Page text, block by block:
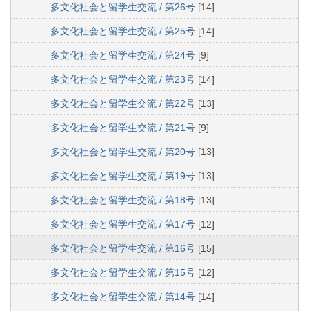
多文化社会と留学生交流 / 第26号 [14]
多文化社会と留学生交流 / 第25号 [14]
多文化社会と留学生交流 / 第24号 [9]
多文化社会と留学生交流 / 第23号 [14]
多文化社会と留学生交流 / 第22号 [13]
多文化社会と留学生交流 / 第21号 [9]
多文化社会と留学生交流 / 第20号 [13]
多文化社会と留学生交流 / 第19号 [13]
多文化社会と留学生交流 / 第18号 [13]
多文化社会と留学生交流 / 第17号 [12]
多文化社会と留学生交流 / 第16号 [15]
多文化社会と留学生交流 / 第15号 [12]
多文化社会と留学生交流 / 第14号 [14]